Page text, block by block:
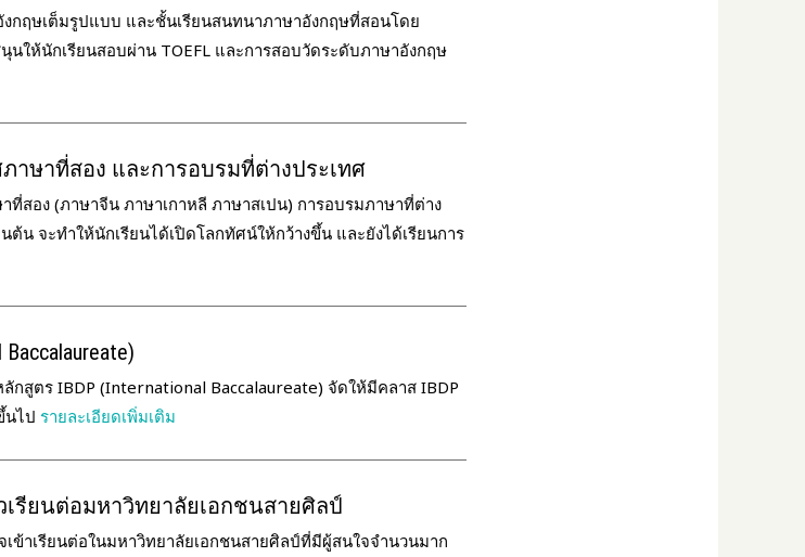
กฤษเต็มรูปแบบ และชั้นเรียนสนทนาภาษาอังกฤษที่สอนโดย
นให้นักเรียนสอบผ่าน TOEFL และการสอบวัดระดับภาษาอังกฤษ
าษาที่สอง และการอบรมที่ต่างประเทศ
ที่สอง (ภาษาจีน ภาษาเกาหลี ภาษาสเปน) การอบรมภาษาที่ต่าง
ต้น จะทำให้นักเรียนได้เปิดโลกทัศน์ให้กว้างขึ้น และยังได้เรียนการ
ลักสูตร IBDP (International Baccalaureate) จัดให้มีคลาส IBDP
นไป รายละเอียดเพิ่มเติม
เรียนต่อมหาวิทยาลัยเอกชนสายศิลป์
ข้าเรียนต่อในมหาวิทยาลัยเอกชนสายศิลป์ที่มีผู้สนใจจำนวนมาก